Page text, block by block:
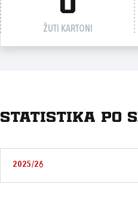
0
ŽUTI KARTONI
Statistika po
2025/26